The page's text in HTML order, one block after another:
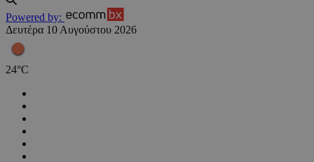
Powered by:
Δευτέρα 10 Αυγούστου 2026
24°C